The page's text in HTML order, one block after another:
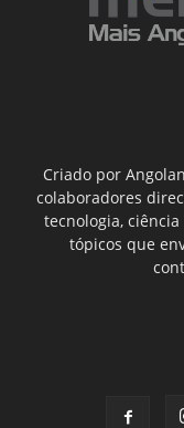
Criado por
colaboradores
tecnologia,
tópicos que